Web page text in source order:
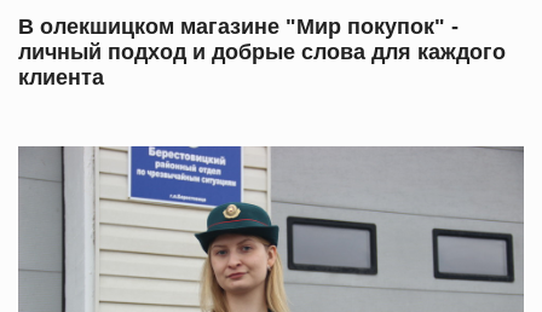
В олекшицком магазине "Мир покупок" -
личный подход и добрые слова для каждого
клиента